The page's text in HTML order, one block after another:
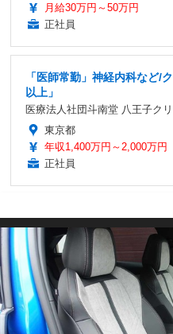
月給30万円～50万円
正社員
「医師常勤」神経内科など/
以上」
医療法人社団斗南堂 八王子ク
東京都
年収1,400万円～2,000万円
正社員